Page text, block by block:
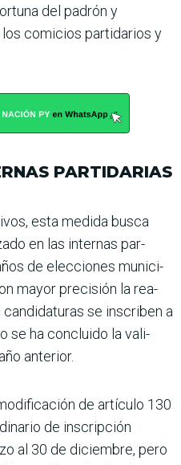
del padrón y
comicios parti­darios y
PARTIDARIAS
esta medida busca
en las internas par­
de elecciones munici­
mayor precisión la rea­
se inscriben a
se ha concluido la vali­
anterior.
de artí­culo 130
de ins­cripción
al 30 de diciem­bre, pero